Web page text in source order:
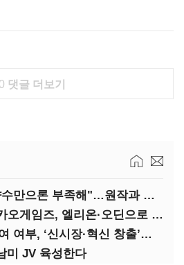
댓글 더보기
(주목받는 게임)"향수만으론 부족해"…원작과 차별화 성공한 '리니지M'
(주목받는 게임)카카오게임즈, 엘리온·오딘으로 MMORPG 투트랙 공세
공공 SW 대기업참여 여부, ‘신시장·혁신 창출’도 평가한다
미 JV 육성한다